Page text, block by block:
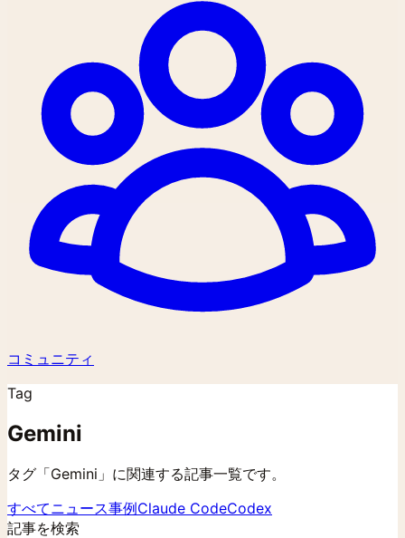
コミュニティ
Tag
Gemini
タグ「Gemini」に関連する記事一覧です。
すべてニュース事例Claude CodeCodex
記事を検索